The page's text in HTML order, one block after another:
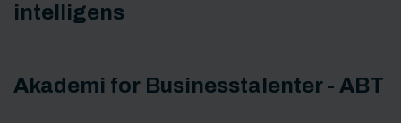
intelligens
Akademi for Businesstalenter - ABT